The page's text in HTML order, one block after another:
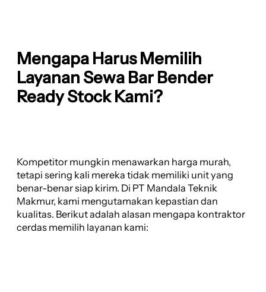
Mengapa Harus Memilih
Layanan Sewa Bar Bender
Ready Stock Kami?
Kompetitor mungkin menawarkan harga murah,
tetapi sering kali mereka tidak memiliki unit yang
benar-benar siap kirim. Di PT Mandala Teknik
Makmur, kami mengutamakan kepastian dan
kualitas. Berikut adalah alasan mengapa kontraktor
cerdas memilih layanan kami: